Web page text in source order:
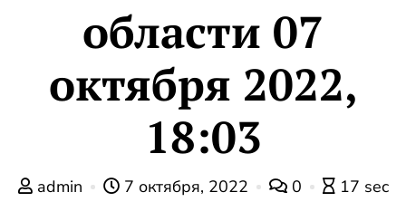
области 07
октября 2022,
18:03
admin 7 октября, 2022 0
17 sec